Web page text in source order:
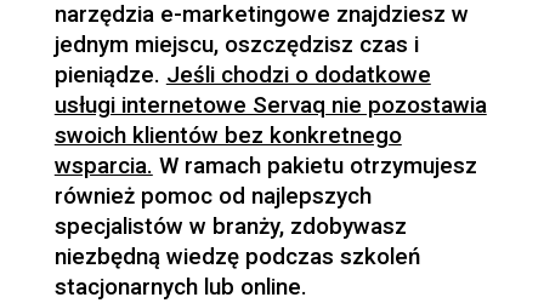
narzędzia e-marketingowe znajdziesz w
jednym miejscu, oszczędzisz czas i
pieniądze. Jeśli chodzi o dodatkowe
usługi internetowe Servaq nie pozostawia
swoich klientów bez konkretnego
wsparcia. W ramach pakietu otrzymujesz
również pomoc od najlepszych
specjalistów w branży, zdobywasz
niezbędną wiedzę podczas szkoleń
stacjonarnych lub online.